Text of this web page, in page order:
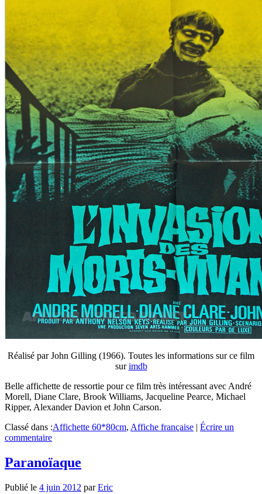
Réalisé par John Gilling (1966). Toutes les informations sur ce film
surimdb
Belle affichette de ressortie pour ce film très intéressant avec André
Morell, Diane Clare, Brook Williams, Jacqueline Pearce, Michael
Ripper, Alexander Davion et John Carson.
Classé dans :Affichette 60*80cm, Affiche française | Écrire un
commentaire
Paranoïaque
Publié le 4 juin 2012 parEric